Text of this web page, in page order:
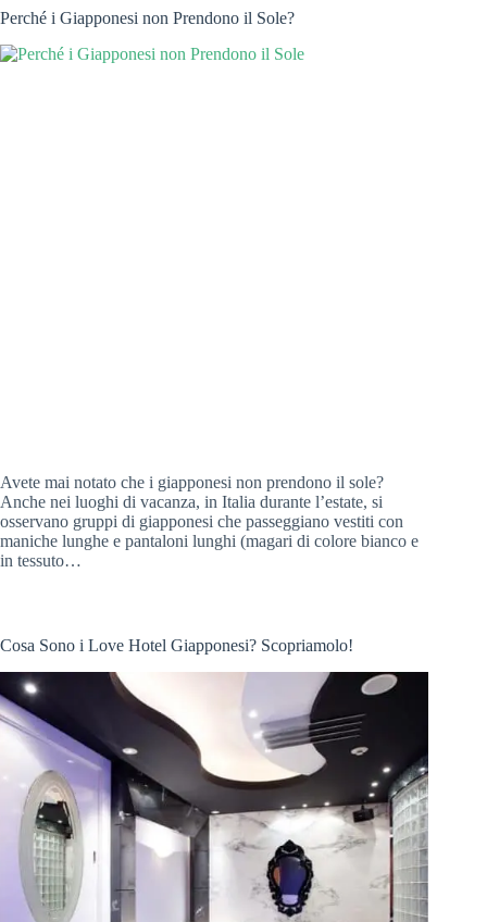
Perché i Giapponesi non Prendono il Sole?
Avete mai notato che i giapponesi non prendono il sole?
Anche nei luoghi di vacanza, in Italia durante l’estate, si
osservano gruppi di giapponesi che passeggiano vestiti con
maniche lunghe e pantaloni lunghi (magari di colore bianco e
in tessuto…
Cosa Sono i Love Hotel Giapponesi? Scopriamolo!